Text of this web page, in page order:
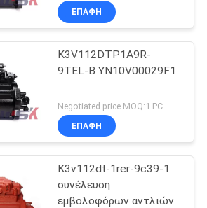
ΕΠΑΦΉ
K3V112DTP1A9R-
9TEL-Β YN10V00029F1
Negotiated price MOQ:1 PC
ΕΠΑΦΉ
K3v112dt-1rer-9c39-1
συνέλευση
εμβολοφόρων αντλιών